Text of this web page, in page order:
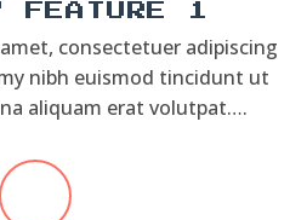
FEATURE 1
consectetuer adipiscing
nibh euismod tincidunt ut
aliquam erat volutpat….